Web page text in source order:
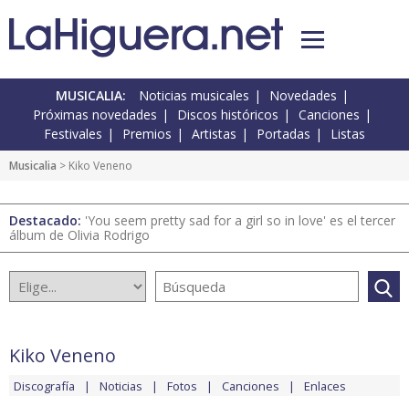
MUSICALIA: Noticias musicales
Novedades
Próximas novedades
Discos históricos
Canciones
Festivales
Premios Artistas Portadas Listas
Musicalia > Kiko Veneno
Destacado: 'You seem pretty sad for a girl so in love' es el tercer
álbum de Olivia Rodrigo
Kiko Veneno
Discografía Noticias Fotos Canciones Enlaces